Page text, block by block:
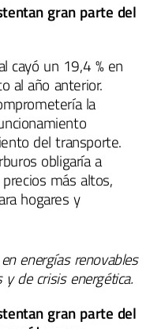
gran parte del
cayó un 19,4 % en
al año anterior.
la
del transporte.
obligaría a
más altos,
hogares y
energías renovables
de crisis energética.
gran parte del